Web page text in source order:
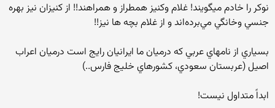
نوكر را خادم ميگويند! غلام وكنيز همطراز و همراهند!! از كنيزان نيز بهره
جنسي وخانگي مي‌برده‌اند و از غلام بچه ها نيز!!
بسياري از نامهاي عربي كه درميان ما ايرانيان رايج است درميان اعراب
اصيل (عربستان سعودي، كشورهاي خليج فارس..)
ابداً متداول نيست!